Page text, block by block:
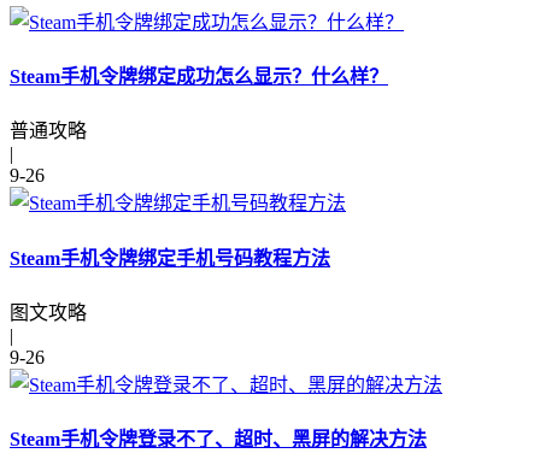
Steam手机令牌绑定成功怎么显示？什么样？
普通攻略
|
9-26
Steam手机令牌绑定手机号码教程方法
图文攻略
|
9-26
Steam手机令牌登录不了、超时、黑屏的解决方法